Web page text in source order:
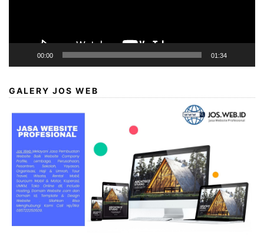
00:00 01:34
GALERY JOS WEB